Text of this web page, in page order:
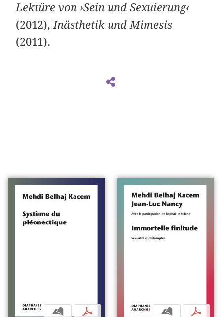
Lektüre von ›Sein und Sexuierung‹
(2012), Inästhetik und Mimesis
(2011). ­
b p b p